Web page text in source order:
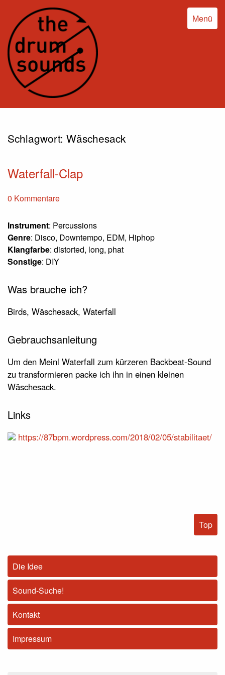
Menü
Schlagwort: Wäschesack
Waterfall-Clap
0 Kommentare
Instrument: Percussions
Genre: Disco, Downtempo, EDM, Hiphop
Klangfarbe: distorted, long, phat
Sonstige: DIY
Was brauche ich?
Birds, Wäschesack, Waterfall
Gebrauchsanleitung
Um den Meinl Waterfall zum kürzeren Backbeat-Sound
zu transformieren packe ich ihn in einen kleinen
Wäschesack.
Links
https://87bpm.wordpress.com/2018/02/05/stabilitaet/
Top
Die Idee
Sound-Suche!
Kontakt
Impressum